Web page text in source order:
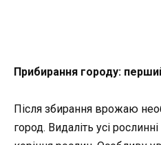
Прибирання городу:
Після збирання врожаю
город. Видаліть усі